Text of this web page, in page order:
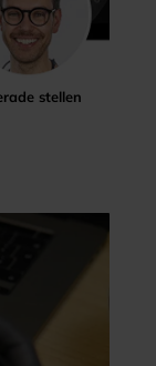
stellen